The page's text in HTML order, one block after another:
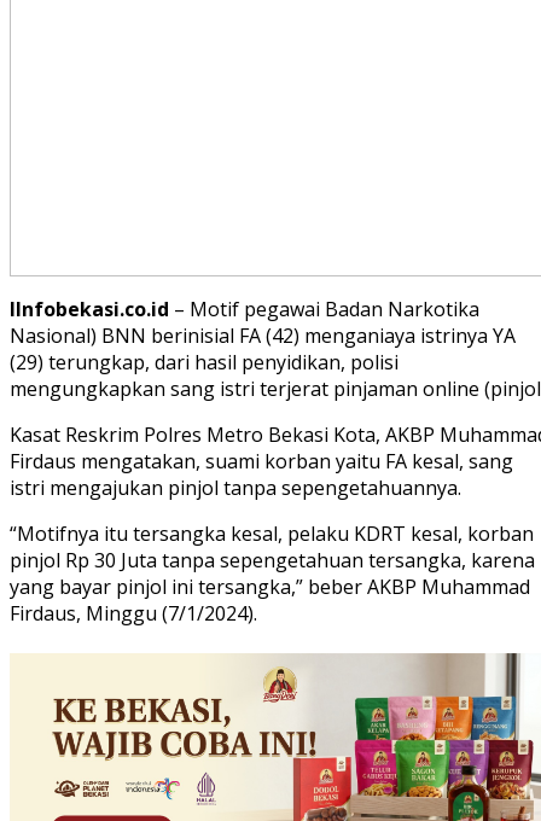
lInfobekasi.co.id – Motif pegawai Badan Narkotika
Nasional) BNN berinisial FA (42) menganiaya istrinya YA
(29) terungkap, dari hasil penyidikan, polisi
mengungkapkan sang istri terjerat pinjaman online
Kasat Reskrim Polres Metro Bekasi Kota, AKBP
Firdaus mengatakan, suami korban yaitu FA kesal, sang
istri mengajukan pinjol tanpa sepengetahuannya.
“Motifnya itu tersangka kesal, pelaku KDRT kesal, korban
pinjol Rp 30 Juta tanpa sepengetahuan tersangka, karena
yang bayar pinjol ini tersangka,” beber AKBP Muhammad
Firdaus, Minggu (7/1/2024).